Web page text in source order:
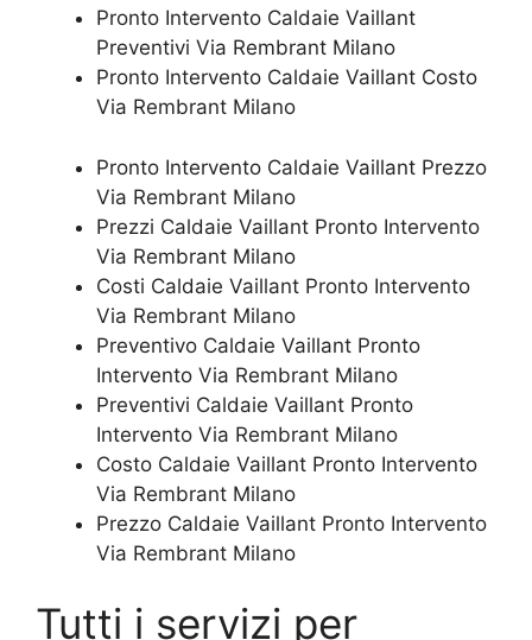
Pronto Intervento Caldaie Vaillant
Preventivi Via Rembrant Milano
Pronto Intervento Caldaie Vaillant Costo
Via Rembrant Milano
Pronto Intervento Caldaie Vaillant Prezzo
Via Rembrant Milano
Prezzi Caldaie Vaillant Pronto Intervento
Via Rembrant Milano
Costi Caldaie Vaillant Pronto Intervento
Via Rembrant Milano
Preventivo Caldaie Vaillant Pronto
Intervento Via Rembrant Milano
Preventivi Caldaie Vaillant Pronto
Intervento Via Rembrant Milano
Costo Caldaie Vaillant Pronto Intervento
Via Rembrant Milano
Prezzo Caldaie Vaillant Pronto Intervento
Via Rembrant Milano
Tutti i servizi per